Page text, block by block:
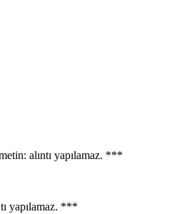
alıntı yapılamaz. ***
yapılamaz. ***